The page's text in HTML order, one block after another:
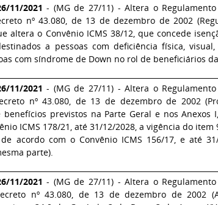
11/2021 - (MG de 27/11) - Altera o
nº 43.080, de 13 de dezembro de 2002
altera o Convênio ICMS 38/12, que concede
a pessoas com deficiência física,
com síndrome de Down no rol de beneficiários
11/2021 - (MG de 27/11) - Altera o
nº 43.080, de 13 de dezembro de 2002
benefícios previstos na Parte Geral e nos Anexos
ICMS 178/21, até 31/12/2028, a vigência do item
acordo com o Convênio ICMS 156/17, e até
parte).
11/2021 - (MG de 27/11) - Altera o
nº 43.080, de 13 de dezembro de 2002